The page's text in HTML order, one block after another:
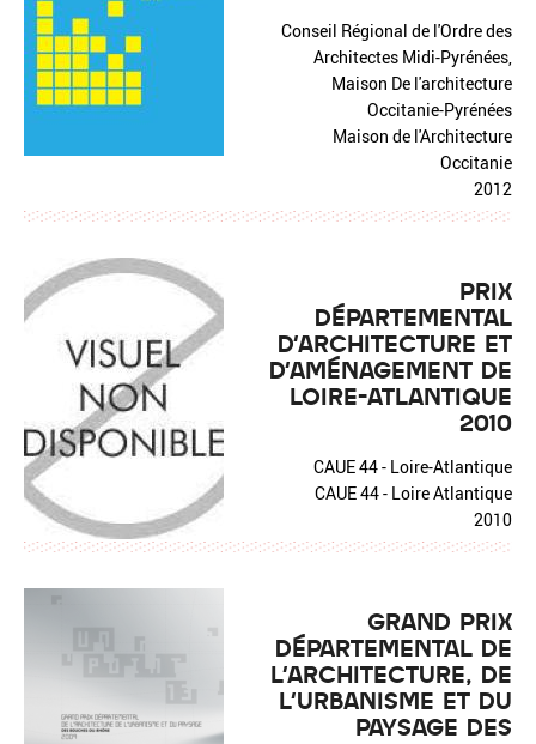
Conseil Régional de l'Ordre des
Architectes Midi-Pyrénées,
Maison De l'architecture
Occitanie-Pyrénées
Maison de l'Architecture
Occitanie
2012
PRIX
DÉPARTEMENTAL
D'ARCHITECTURE ET
D'AMÉNAGEMENT DE
LOIRE-ATLANTIQUE
2010
CAUE 44 - Loire-Atlantique
CAUE 44 - Loire Atlantique
2010
GRAND PRIX
DÉPARTEMENTAL DE
L'ARCHITECTURE, DE
L'URBANISME ET DU
PAYSAGE DES